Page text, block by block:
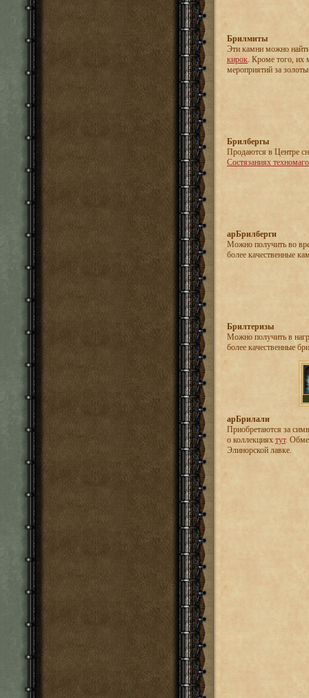
Брилмиты
Эти камни можно
кирок. Кроме того, их
мероприятий за
Брилбергы
Продаются в Центре
Состязаниях
арБрилберги
Можно получить во
более качественные
Брилтеризы
Можно получить в
более качественные
арБрилали
Приобретаются за
о коллекциях тут.
Элинорской лавке.